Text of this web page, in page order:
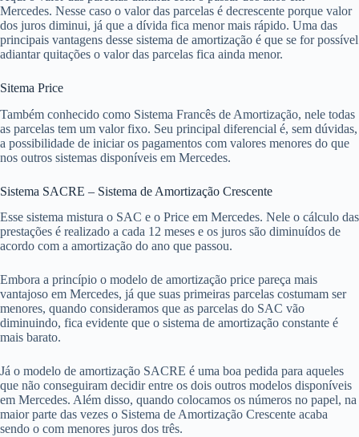
Mercedes. Nesse caso o valor das parcelas é decrescente porque valor
dos juros diminui, já que a dívida fica menor mais rápido. Uma das
principais vantagens desse sistema de amortização é que se for possível
adiantar quitações o valor das parcelas fica ainda menor.
Sitema Price
Também conhecido como Sistema Francês de Amortização, nele todas
as parcelas tem um valor fixo. Seu principal diferencial é, sem dúvidas,
a possibilidade de iniciar os pagamentos com valores menores do que
nos outros sistemas disponíveis em Mercedes.
Sistema SACRE – Sistema de Amortização Crescente
Esse sistema mistura o SAC e o Price em Mercedes. Nele o cálculo das
prestações é realizado a cada 12 meses e os juros são diminuídos de
acordo com a amortização do ano que passou.
Embora a princípio o modelo de amortização price pareça mais
vantajoso em Mercedes, já que suas primeiras parcelas costumam ser
menores, quando consideramos que as parcelas do SAC vão
diminuindo, fica evidente que o sistema de amortização constante é
mais barato.
Já o modelo de amortização SACRE é uma boa pedida para aqueles
que não conseguiram decidir entre os dois outros modelos disponíveis
em Mercedes. Além disso, quando colocamos os números no papel, na
maior parte das vezes o Sistema de Amortização Crescente acaba
sendo o com menores juros dos três.